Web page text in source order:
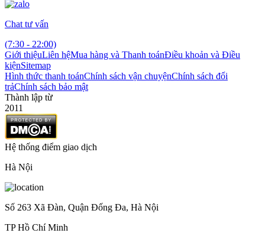
Chat tư vấn
(7:30 - 22:00)
Giới thiệuLiên hệMua hàng và Thanh toánĐiều khoản và Điều
kiệnSitemap
Hình thức thanh toánChính sách vận chuyệnChính sách đổi
trảChính sách bảo mật
Thành lập từ
2011
Hệ thống điểm giao dịch
Hà Nội
Số 263 Xã Đàn, Quận Đống Đa, Hà Nội
TP Hồ Chí Minh